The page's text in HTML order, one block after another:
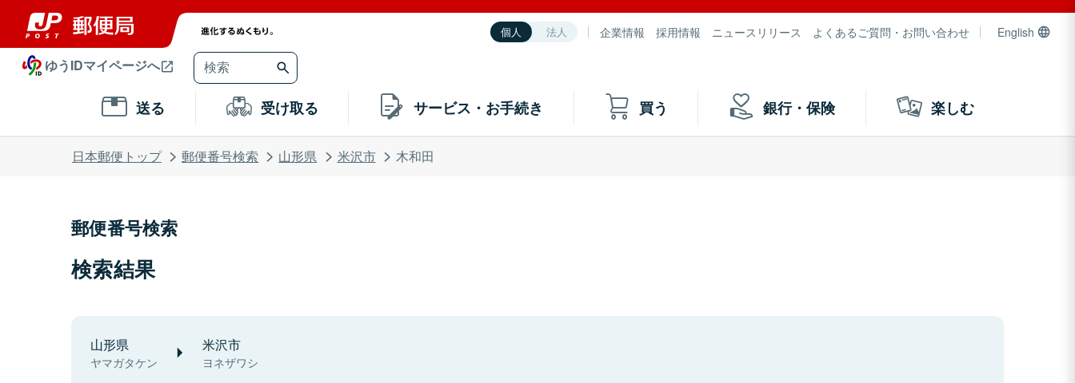
個人 法人 企業情報 採用情報 ニュースリリース よくあるご質問・お問い合わせ English
ゆうIDマイページへ
送る 受け取る サービス・お手続き 買う 銀行・保険 楽しむ
日本郵便トップ 郵便番号検索 山形県 米沢市 木和田
郵便番号検索
検索結果
山形県
ヤマガタケン
米沢市
ヨネザワシ